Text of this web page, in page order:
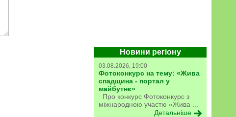
Новини регіону
03.08.2026, 19:00
Фотоконкурс на тему: «Жива
спадщина - портал у
майбутнє»
Про конкурс Фотоконкурс з
міжнародною участю «Жива ...
Детальніше